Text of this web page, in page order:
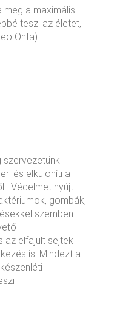
meg a maximális
teszi az életet,
Ohta)
szervezetünk
és elkülöníti a
Védelmet nyújt
gombák,
szemben.
az elfajult sejtek
is. Mindezt a